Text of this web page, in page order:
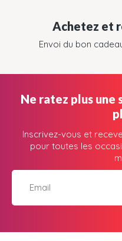
Achetez et
Envoi du bon
Ne ratez plus une
Inscrivez-vous et
pour toutes les